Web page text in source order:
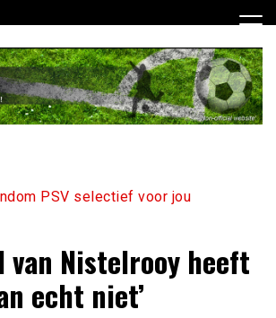
PSV selectief voor jou
van Nistelrooy heeft
echt niet’